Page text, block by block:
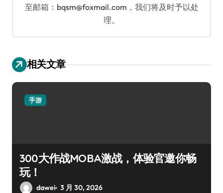
至邮箱：bqsm@foxmail.com，我们将及时予以处
理。
相关文章
手游
300大作战MOBA激战，体验官邀你畅
玩！
dawei 3 月 30, 2026